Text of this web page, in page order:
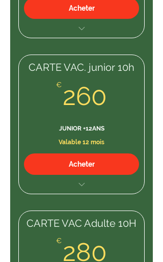
Acheter
CARTE VAC. junior 10h
€ 260
JUNIOR +12ANS
Valable 12 mois
Acheter
CARTE VAC Adulte 10H
€ 280